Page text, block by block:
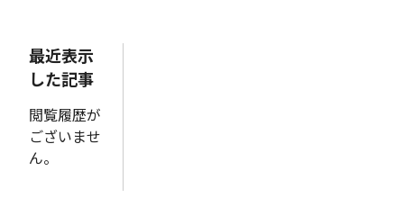
最近表示
した記事
閲覧履歴が
ございませ
ん。